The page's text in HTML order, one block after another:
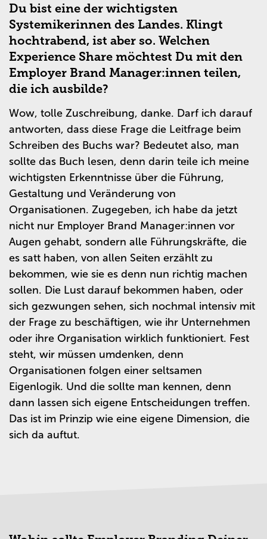
Du bist eine der wichtigsten
Systemikerinnen des Landes. Klingt
hochtrabend, ist aber so. Welchen
Experience Share möchtest Du mit den
Employer Brand Manager:innen teilen,
die ich ausbilde?
Wow, tolle Zuschreibung, danke. Darf ich darauf
antworten, dass diese Frage die Leitfrage beim
Schreiben des Buchs war? Bedeutet also, man
sollte das Buch lesen, denn darin teile ich meine
wichtigsten Erkenntnisse über die Führung,
Gestaltung und Veränderung von
Organisationen. Zugegeben, ich habe da jetzt
nicht nur Employer Brand Manager:innen vor
Augen gehabt, sondern alle Führungskräfte, die
es satt haben, von allen Seiten erzählt zu
bekommen, wie sie es denn nun richtig machen
sollen. Die Lust darauf bekommen haben, oder
sich gezwungen sehen, sich nochmal intensiv mit
der Frage zu beschäftigen, wie ihr Unternehmen
oder ihre Organisation wirklich funktioniert. Fest
steht, wir müssen umdenken, denn
Organisationen folgen einer seltsamen
Eigenlogik. Und die sollte man kennen, denn
dann lassen sich eigene Entscheidungen treffen.
Das ist im Prinzip wie eine eigene Dimension, die
sich da auftut.